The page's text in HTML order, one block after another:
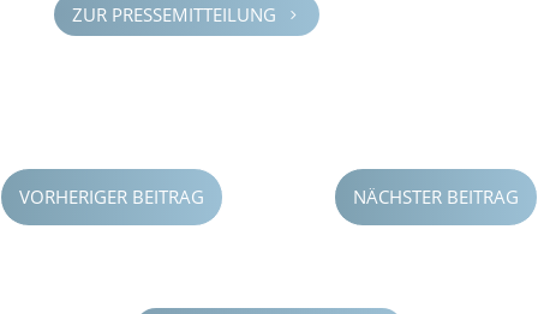
ZUR PRESSE­MIT­TEI­LUNG 5
VORHERIGER BEITRAG NÄCHSTER BEITRAG